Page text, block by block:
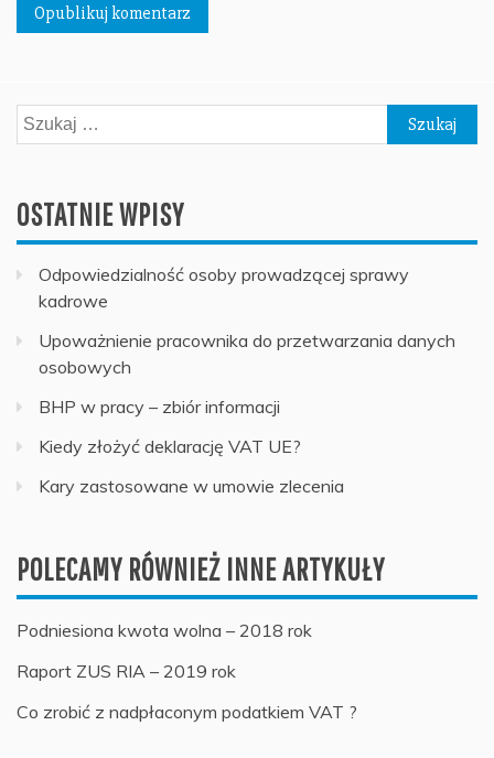
Szukaj:
OSTATNIE WPISY
Odpowiedzialność osoby prowadzącej sprawy
kadrowe
Upoważnienie pracownika do przetwarzania danych
osobowych
BHP w pracy – zbiór informacji
Kiedy złożyć deklarację VAT UE?
Kary zastosowane w umowie zlecenia
POLECAMY RÓWNIEŻ INNE ARTYKUŁY
Podniesiona kwota wolna – 2018 rok
Raport ZUS RIA – 2019 rok
Co zrobić z nadpłaconym podatkiem VAT ?